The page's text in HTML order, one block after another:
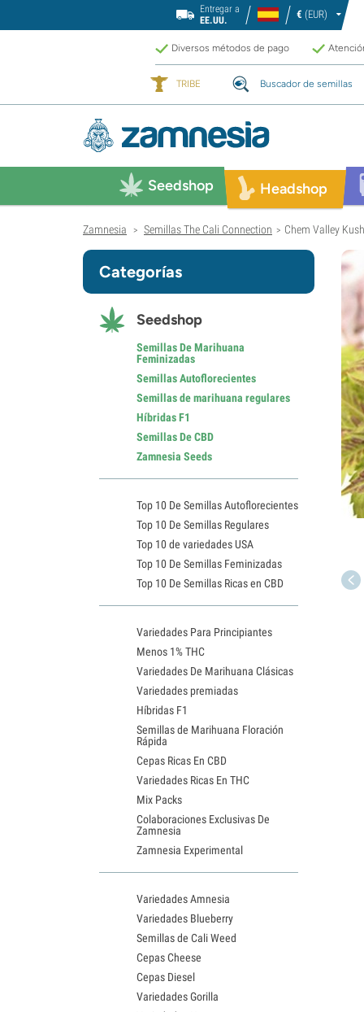
Entregar a
EE.UU.
€ (EUR)
Diversos métodos de pago
TRIBE Buscador de semillas
Seedshop Headshop
Zamnesia > Semillas The Cali Connection > Chem Valley
Categorías
Seedshop
Semillas De Marihuana
Feminizadas
Semillas Autoflorecientes
Semillas de marihuana regulares
Híbridas F1
Semillas De CBD
Zamnesia Seeds
Top 10 De Semillas Autoflorecientes
Top 10 De Semillas Regulares
Top 10 de variedades USA
Top 10 De Semillas Feminizadas
Top 10 De Semillas Ricas en CBD
Variedades Para Principiantes
Menos 1% THC
Variedades De Marihuana Clásicas
Variedades premiadas
Híbridas F1
Semillas de Marihuana Floración
Rápida
Cepas Ricas En CBD
Variedades Ricas En THC
Mix Packs
Colaboraciones Exclusivas De
Zamnesia
Zamnesia Experimental
Variedades Amnesia
Variedades Blueberry
Semillas de Cali Weed
Cepas Cheese
Cepas Diesel
Variedades Gorilla